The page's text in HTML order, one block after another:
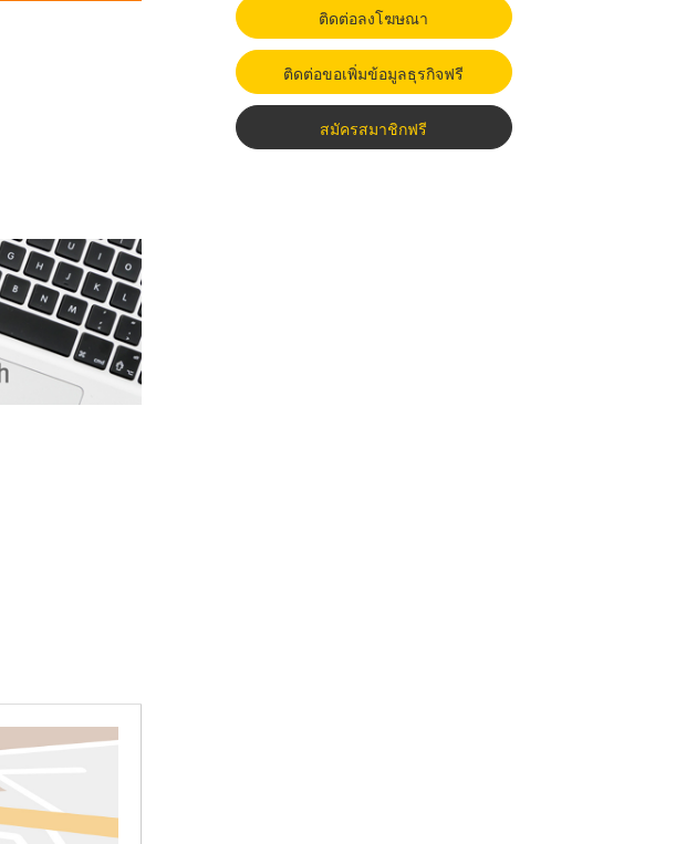
ติดต่อลงโฆษณา
ติดต่อขอเพิ่มข้อมูลธุรกิจฟรี
สมัครสมาชิกฟรี